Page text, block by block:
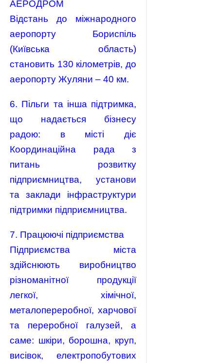
АЕРОДРОМ
Відстань до міжнародного
аеропорту Бориспіль
(Київська область)
становить 130 кілометрів, до
аеропорту Жуляни – 40 км.
6. Пільги та інша підтримка,
що надається бізнесу
радою: в місті діє
Координаційна рада з
питань розвитку
підприємництва, установи
та заклади інфраструктури
підтримки підприємництва.
7. Працюючі підприємства
Підприємства міста
здійснюють виробництво
різноманітної продукції
легкої, хімічної,
металопереробної, харчової
та переробної галузей, а
саме: шкіри, борошна, круп,
висівок, електропобутових